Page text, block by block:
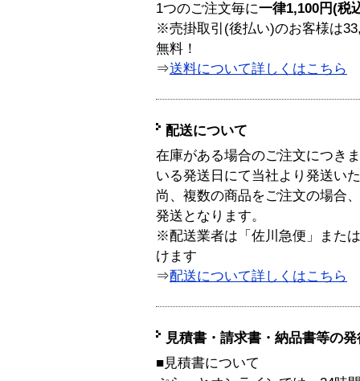
1つのご注文毎に一律1,100円(税
※売掛取引(後払い)のお客様は
無料！
⇒送料について詳しくはこちら
配送について
在庫がある場合のご注文につき
いる発送日にて当社より発送い
尚、複数の商品をご注文の場合
発送となります。
※配送業者は「佐川急便」また
けます
⇒配送について詳しくはこちら
見積書・請求書・納品書等の
■見積書について